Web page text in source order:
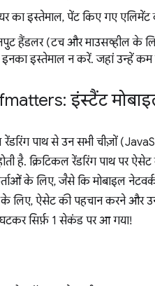
का इस्तेमाल, पेंट किए गए एलिमेंट
हैंडलर (टच और माउसव्हील के
इनका इस्तेमाल न करें. जहां उन्हें
इंस्टैंट
रेंडरिंग पाथ से उन सभी चीज़ों
है. क्रिटिकल रेंडरिंग पाथ पर ऐसेट
के लिए, जैसे कि मोबाइल
लिए, ऐसेट की पहचान करने और
सिर्फ़ 1 सेकंड पर आ गया!